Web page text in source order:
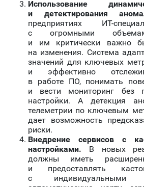
Использование
и детектирования
предприятиях ИТ-
с огромными
и им критически важно
на изменения. Система
значений для ключевых
и эффективно
в работе ПО, понимать
и вести мониторинг без
настройки. А детекция
телеметрии по ключевым
дает возможность
риски.
Внедрение сервисов с
настройками. В новых
должны иметь
и предоставлять
с индивидуальными